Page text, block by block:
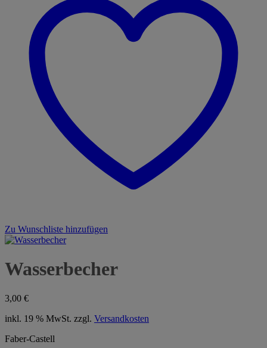
Zu Wunschliste hinzufügen
Wasserbecher
3,00 €
inkl. 19 % MwSt. zzgl. Versandkosten
Faber-Castell